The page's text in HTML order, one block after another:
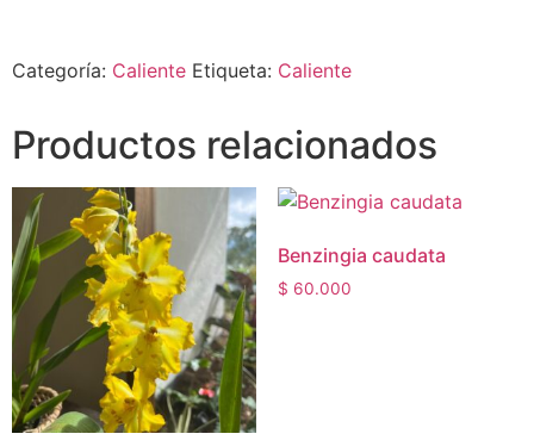
Categoría: Caliente Etiqueta: Caliente
Productos relacionados
Benzingia caudata
$ 60.000